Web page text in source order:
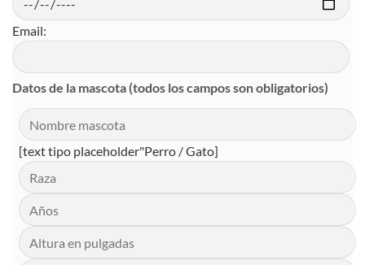
Email:
Datos de la mascota (todos los campos son obligatorios)
[text tipo placeholder"Perro / Gato]